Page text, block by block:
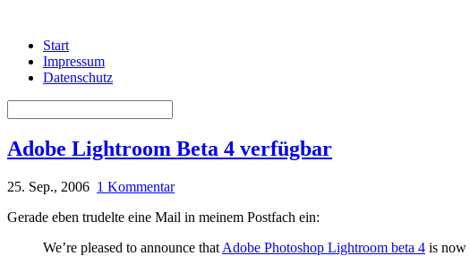
Start
Impressum
Datenschutz
Adobe Lightroom Beta 4 verfügbar
25. Sep., 2006 1 Kommentar
Gerade eben trudelte eine Mail in meinem Postfach ein:
We’re pleased to announce that Adobe Photoshop Lightroom beta 4 is now